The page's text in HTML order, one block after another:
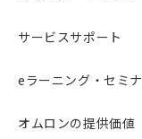
サービスサポート
eラーニング・セミナ
オムロンの提供価値